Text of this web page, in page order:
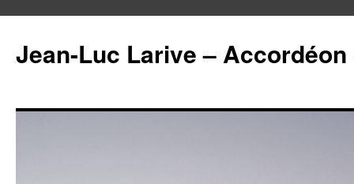
contenu
Jean-Luc Larive –